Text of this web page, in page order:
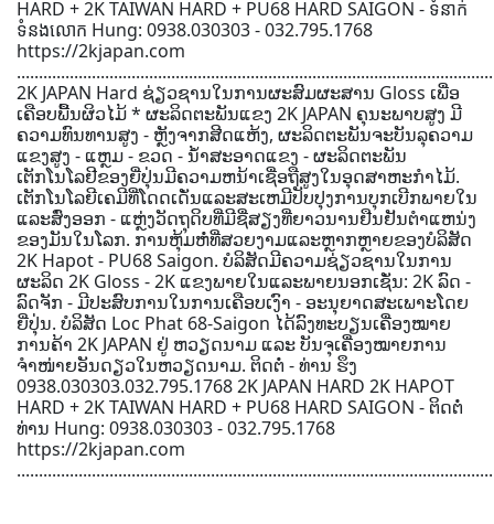
HARD + 2K TAIWAN HARD + PU68 HARD SAIGON - ទំនាក់
ទំនងលោក Hung: 0938.030303 - 032.795.1768
https://2kjapan.com
2K JAPAN Hard ຊ່ຽວຊານໃນການຜະສົມຜະສານ Gloss ເພື່ອ
ເຄືອບພື້ນຜິວໄມ້ * ຜະລິດຕະພັນແຂງ 2K JAPAN ຄຸນະພາບສູງ ມີ
ຄວາມທົນທານສູງ - ຫຼັງຈາກສີດແຫ້ງ, ຜະລິດຕະພັນຈະບັນລຸຄວາມ
ແຂງສູງ - ແຫຼມ - ຂວດ - ນ້ໍາສະອາດແຂງ - ຜະລິດຕະພັນ
ເຕັກໂນໂລຢີຂອງຍີ່ປຸ່ນມີຄວາມຫນ້າເຊື່ອຖືສູງໃນອຸດສາຫະກໍາໄມ້.
ເຕັກໂນໂລຍີເຄມີທີ່ໂດດເດັ່ນແລະສະເຫມີປັບປຸງການບຸກເບີກພາຍໃນ
ແລະສົ່ງອອກ - ແຫຼ່ງວັດຖຸດິບທີ່ມີຊື່ສຽງທີ່ຍາວນານຢືນຢັນຕໍາແຫນ່ງ
ຂອງມັນໃນໂລກ. ການຫຸ້ມຫໍ່ທີ່ສວຍງາມແລະຫຼາກຫຼາຍຂອງບໍລິສັດ
2K Hapot - PU68 Saigon. ບໍລິສັດມີຄວາມຊ່ຽວຊານໃນການ
ຜະລິດ 2K Gloss - 2K ແຂງພາຍໃນແລະພາຍນອກເຊັ່ນ: 2K ລົດ -
ລົດຈັກ - ມີປະສົບການໃນການເຄືອບເງົາ - ອະນຸຍາດສະເພາະໂດຍ
ຍີ່ປຸ່ນ. ບໍລິສັດ Loc Phat 68-Saigon ໄດ້ລົງທະບຽນເຄື່ອງໝາຍ
ການຄ້າ 2K JAPAN ຢູ່ ຫວຽດນາມ ແລະ ບັນຈຸເຄື່ອງໝາຍການ
ຈຳໜ່າຍອັນດຽວໃນຫວຽດນາມ. ຕິດຕໍ່ - ທ່ານ ຮຶງ
0938.030303.032.795.1768 2K JAPAN HARD 2K HAPOT
HARD + 2K TAIWAN HARD + PU68 HARD SAIGON - ຕິດຕໍ່
ທ່ານ Hung: 0938.030303 - 032.795.1768
https://2kjapan.com